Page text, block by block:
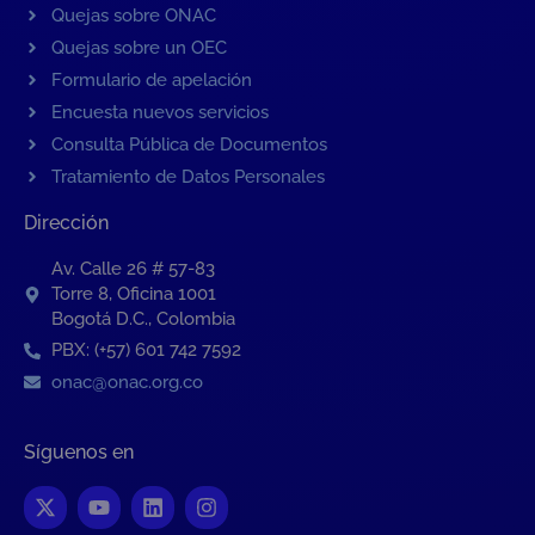
Quejas sobre ONAC
Quejas sobre un OEC
Formulario de apelación
Encuesta nuevos servicios
Consulta Pública de Documentos
Tratamiento de Datos Personales
Dirección
Av. Calle 26 # 57-83
Torre 8, Oficina 1001
Bogotá D.C., Colombia
PBX: (+57) 601 742 7592
onac@onac.org.co
Síguenos en